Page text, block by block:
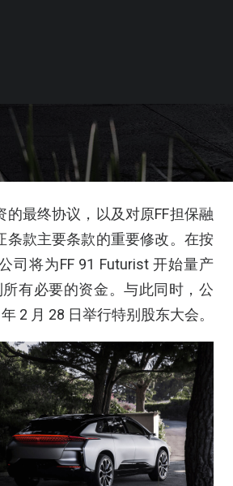
的最终协议，以及对原FF担保融
条款主要条款的重要修改。在按
司将为FF 91 Futurist 开始量产
所有必要的资金。与此同时，公
2 月 28 日举行特别股东大会。